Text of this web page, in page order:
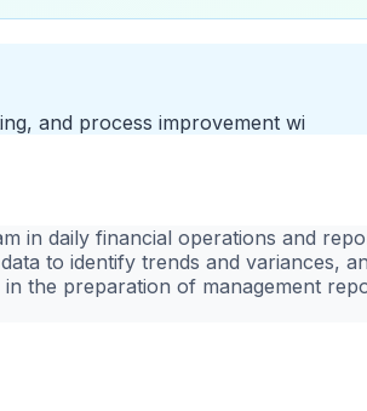
and process improvement wi
in daily financial operations and
to identify trends and variances,
the preparation of management